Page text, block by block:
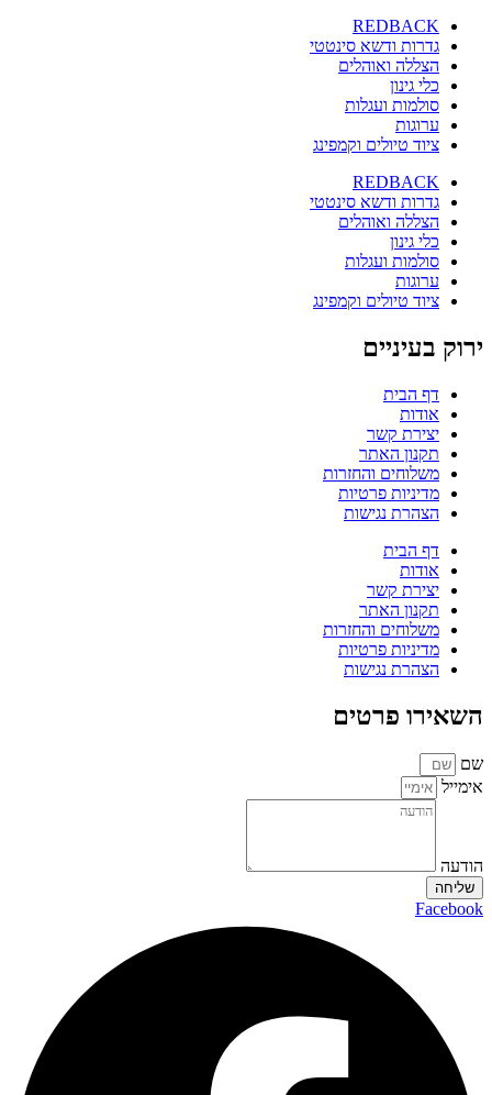
REDBACK
גדרות ודשא סינטטי
הצללה ואוהלים
כלי גינון
סולמות ועגלות
ערוגות
ציוד טיולים וקמפינג
REDBACK
גדרות ודשא סינטטי
הצללה ואוהלים
כלי גינון
סולמות ועגלות
ערוגות
ציוד טיולים וקמפינג
ירוק בעיניים
דף הבית
אודות
יצירת קשר
תקנון האתר
משלוחים והחזרות
מדיניות פרטיות
הצהרת נגישות
דף הבית
אודות
יצירת קשר
תקנון האתר
משלוחים והחזרות
מדיניות פרטיות
הצהרת נגישות
השאירו פרטים
שם
אימייל
הודעה
שליחה
Facebook